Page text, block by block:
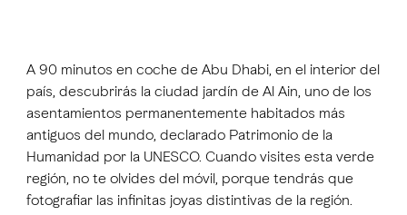
A 90 minutos en coche de Abu Dhabi, en el interior del
país, descubrirás la ciudad jardín de Al Ain, uno de los
asentamientos permanentemente habitados más
antiguos del mundo, declarado Patrimonio de la
Humanidad por la UNESCO. Cuando visites esta verde
región, no te olvides del móvil, porque tendrás que
fotografiar las infinitas joyas distintivas de la región.